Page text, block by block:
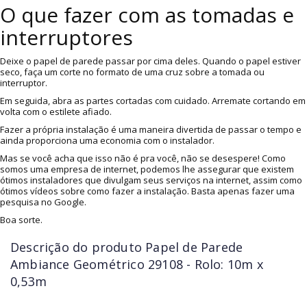
O que fazer com as tomadas e
interruptores
Deixe o papel de parede passar por cima deles. Quando o papel estiver
seco, faça um corte no formato de uma cruz sobre a tomada ou
interruptor.
Em seguida, abra as partes cortadas com cuidado. Arremate cortando em
volta com o estilete afiado.
Fazer a própria instalação é uma maneira divertida de passar o tempo e
ainda proporciona uma economia com o instalador.
Mas se você acha que isso não é pra você, não se desespere! Como
somos uma empresa de internet, podemos lhe assegurar que existem
ótimos instaladores que divulgam seus serviços na internet, assim como
ótimos vídeos sobre como fazer a instalação. Basta apenas fazer uma
pesquisa no Google.
Boa sorte.
Descrição do produto Papel de Parede
Ambiance Geométrico 29108 - Rolo: 10m x
0,53m